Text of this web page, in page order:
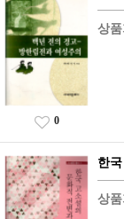
상
0
한
상